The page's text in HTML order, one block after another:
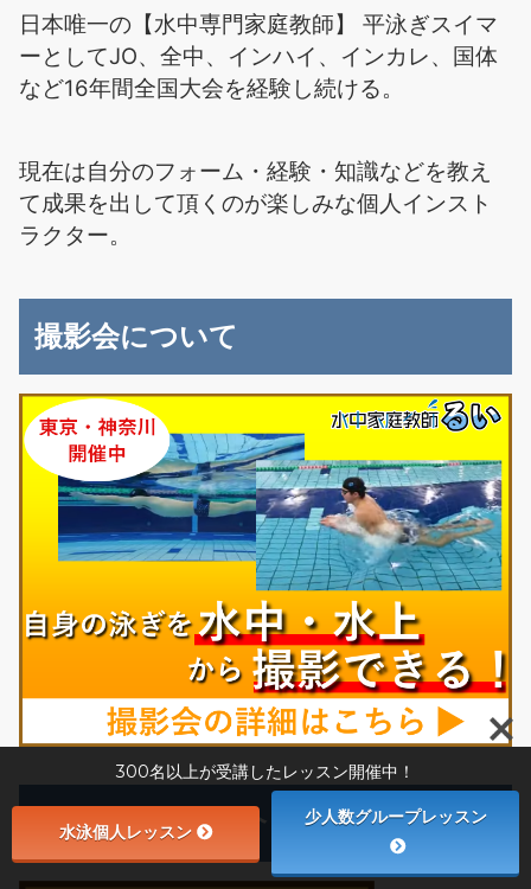
日本唯一の【水中専門家庭教師】 平泳ぎスイマ
ーとしてJO、全中、インハイ、インカレ、国体
など16年間全国大会を経験し続ける。
現在は自分のフォーム・経験・知識などを教え
て成果を出して頂くのが楽しみな個人インスト
ラクター。
撮影会について
レッスン内容紹介
300名以上が受講したレッスン開催中！
水泳個人レッスン
少人数グループレッスン